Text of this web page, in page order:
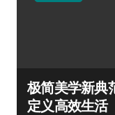
极简美学新典
定义高效生活